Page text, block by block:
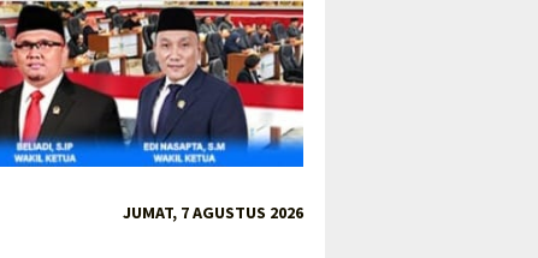
JUMAT, 7 AGUSTUS 2026